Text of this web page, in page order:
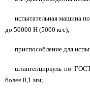
испытательная машина
до 50000 Н (5000 кгс);
приспособление для
штангенциркуль по
более 0,1 мм;